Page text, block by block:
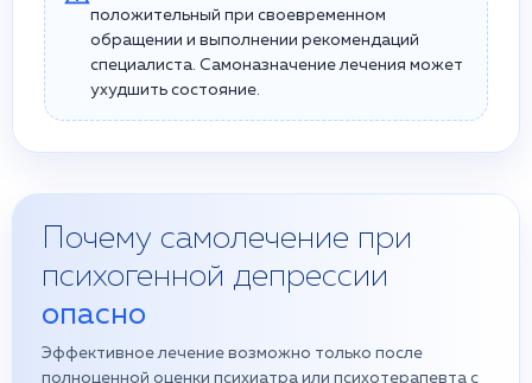
положительный при своевременном
обращении и выполнении рекомендаций
специалиста. Самоназначение лечения может
ухудшить состояние.
Почему самолечение при
психогенной депрессии
опасно
Эффективное лечение возможно только после
полноценной оценки психиатра или психотерапевта с